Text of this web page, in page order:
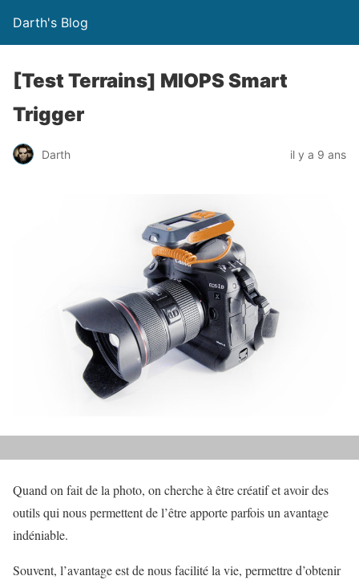
Darth's Blog
[Test Terrains] MIOPS Smart
Trigger
Darth il y a 9 ans
Quand on fait de la photo, on cherche à être créatif et avoir des
outils qui nous permettent de l’être apporte parfois un avantage
indéniable.
Souvent, l’avantage est de nous facilité la vie, permettre d’obtenir